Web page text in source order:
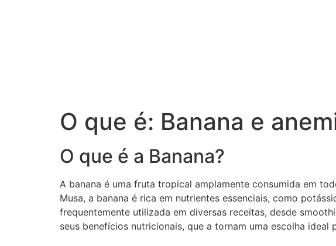
O que é: Banana e
O que é a Banana?
A banana é uma fruta tropical amplamente consumida em
Musa, a banana é rica em nutrientes essenciais, como
frequentemente utilizada em diversas receitas, desde
seus benefícios nutricionais, que a tornam uma escolha ideal